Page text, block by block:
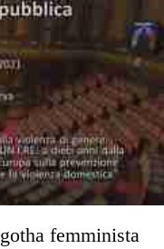
femminista